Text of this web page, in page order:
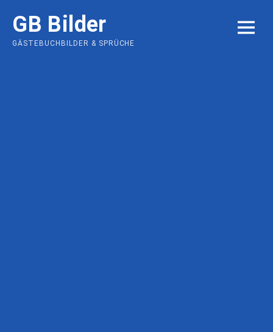
content
GB Bilder
GÄSTEBUCHBILDER & SPRÜCHE
MENU